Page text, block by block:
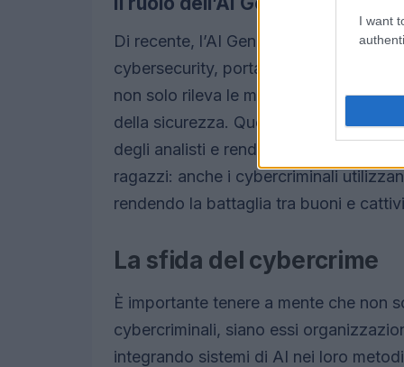
I want
Di recente, l’AI Generativa ha iniziato
cybersecurity, portando con sé un
non solo rileva le minacce, ma le
della sicurezza. Questo è ciò che l’AI
degli analisti e rendendo le
ragazzi: anche i cybercriminali
rendendo la battaglia tra buoni e
La sfida del cybercrime
È importante tenere a mente che non
cybercriminali, siano essi
integrando sistemi di AI nei loro